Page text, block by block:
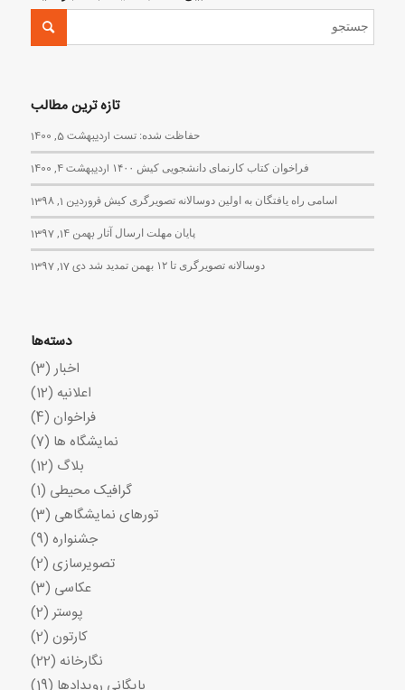
تازه ترین مطالب
حفاظت شده: تست اردیبهشت 5, 1400
فراخوان کتاب کارنمای دانشجویی کیش ۱۴۰۰ اردیبهشت 4, 1400
اسامی راه یافتگان به اولین دوسالانه تصویرگری کیش فروردین 1, 1398
پایان مهلت ارسال آثار بهمن 14, 1397
دوسالانه تصویرگری تا ۱۲ بهمن تمدید شد دی 17, 1397
دسته‌ها
اخبار(3)
اعلانیه (12)
فراخوان (4)
نمایشگاه ها (7)
بلاگ (12)
گرافیک محیطی (1)
تورهای نمایشگاهی (3)
جشنواره (9)
تصویرسازی (2)
عکاسی (3)
پوستر(2)
کارتون (2)
نگارخانه (22)